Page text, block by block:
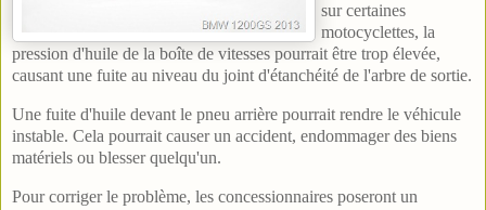
sur certaines
motocyclettes, la
pression d'huile de la boîte de vitesses pourrait être trop élevée,
causant une fuite au niveau du joint d'étanchéité de l'arbre de sortie.
Une fuite d'huile devant le pneu arrière pourrait rendre le véhicule
instable. Cela pourrait causer un accident, endommager des biens
matériels ou blesser quelqu'un.
Pour corriger le problème, les concessionnaires poseront un